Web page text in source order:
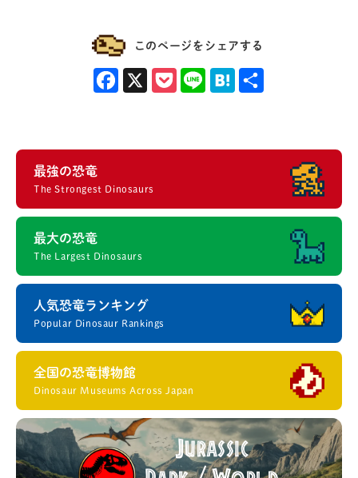
このページをシェアする
Facebook Pocket Line Hatena
最強の恐竜
The Strongest Dinosaurs
最大の恐竜
The Largest Dinosaurs
人気恐竜ランキング
Popular Dinosaur Rankings
全国の恐竜博物館
Dinosaur Museums Across Japan
Jurassic